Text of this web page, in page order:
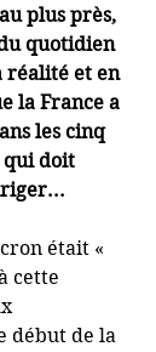
plus près,
quotidien
réalité et en
la France a
les cinq
qui doit
était «
cette
début de la